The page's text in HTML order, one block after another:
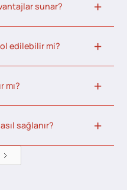
sunar?
edilebilir mi?
mı?
sağlanır?